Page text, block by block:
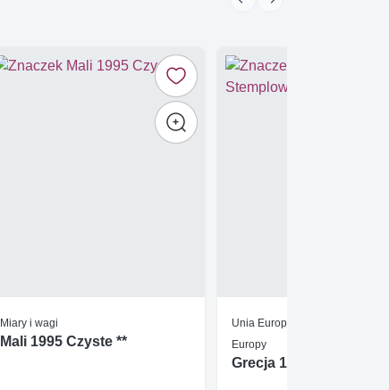
Miary i wagi
Mali 1995 Czyste **
Unia Europejska / Zjednoczenie
Europy
Grecja 1988